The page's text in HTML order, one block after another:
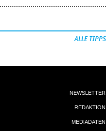
ALLE TIPPS
NEWSLETTER
REDAKTION
MEDIADATEN